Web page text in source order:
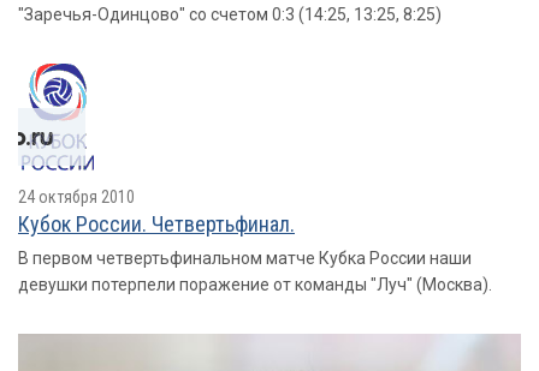
"Заречья-Одинцово" со счетом 0:3 (14:25, 13:25, 8:25)
24 октября 2010
Кубок России. Четвертьфинал.
В первом четвертьфинальном матче Кубка России наши
девушки потерпели поражение от команды "Луч" (Москва).